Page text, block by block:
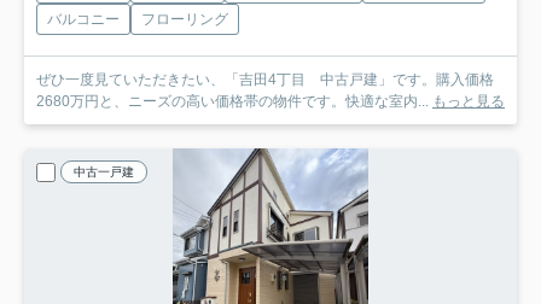
バルコニー
フローリング
ぜひ一度見ていただきたい、「吉田4丁目 中古戸建」です。購入価格
2680万円と、ニーズの高い価格帯の物件です。快適な室内... もっと見る
中古一戸建